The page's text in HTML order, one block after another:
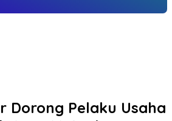
Dorong Pelaku Usaha